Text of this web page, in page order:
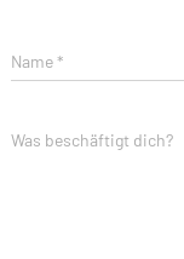
Name*
Was beschäftigt dich?